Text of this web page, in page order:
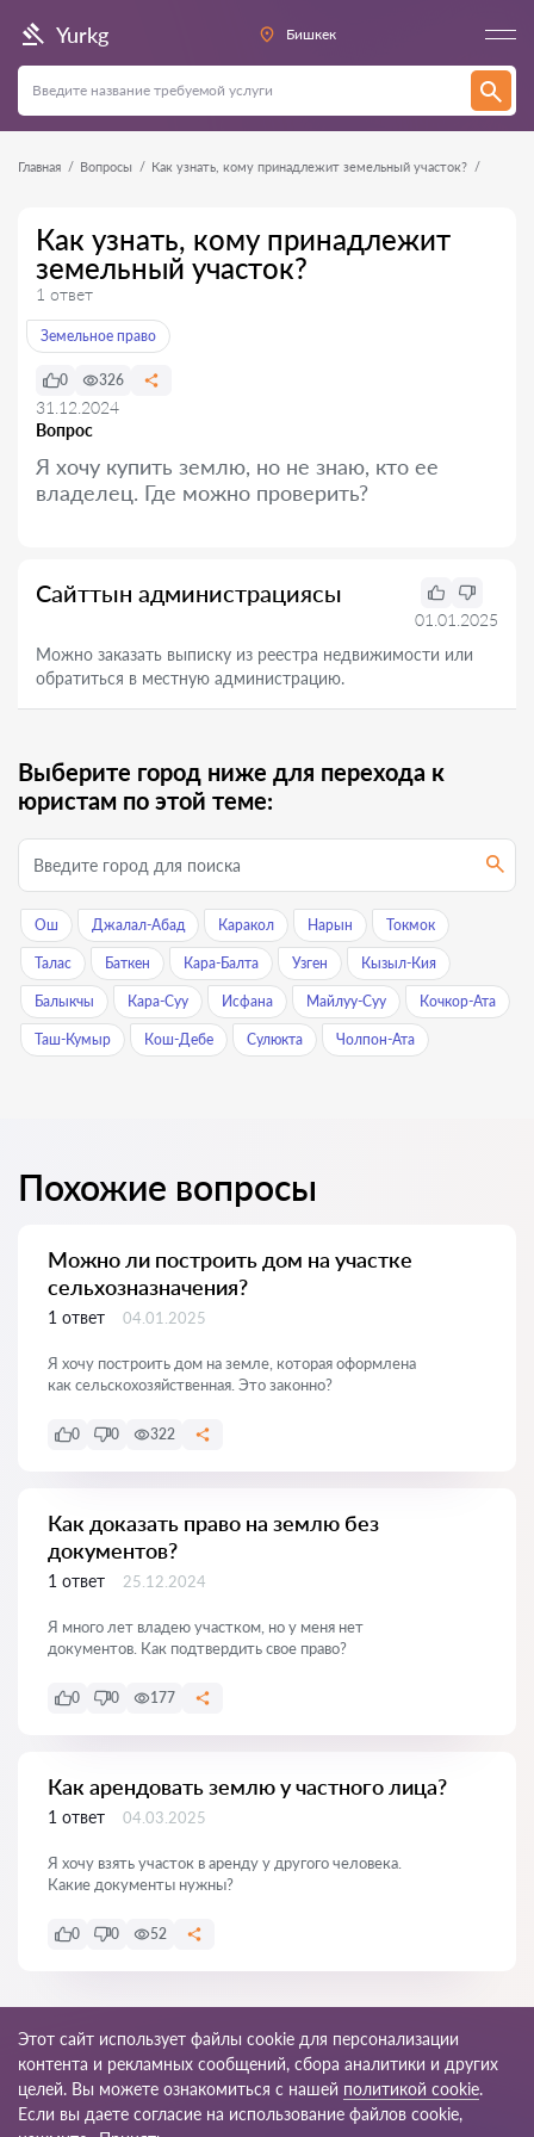
Yurkg Бишкек
Главная Вопросы Как узнать, кому принадлежит земельный участок?
Как узнать, кому принадлежит
земельный участок?
1 ответ
Земельное право
Вопрос
0 326
31.12.2024
Я хочу купить землю, но не знаю, кто ее
владелец. Где можно проверить?
Сайттын администрациясы
01.01.2025
Можно заказать выписку из реестра недвижимости или
обратиться в местную администрацию.
Выберите город ниже для перехода к
юристам по этой теме:
Ош Джалал-Абад Каракол Нарын Токмок
Талас Баткен Кара-Балта Узген Кызыл-Кия
Балыкчы Кара-Суу Исфана Майлуу-Суу Кочкор-Ата
Таш-Кумыр Кош-Дебе Сулюкта Чолпон-Ата
Похожие вопросы
Можно ли построить дом на участке
сельхозназначения?
1 ответ 04.01.2025
Я хочу построить дом на земле, которая оформлена
как сельскохозяйственная. Это законно?
0 0 322
Как доказать право на землю без
документов?
1 ответ 25.12.2024
Я много лет владею участком, но у меня нет
документов. Как подтвердить свое право?
0 0 177
Как арендовать землю у частного лица?
1 ответ 04.03.2025
Я хочу взять участок в аренду у другого человека.
Какие документы нужны?
0 0 52
Этот сайт использует файлы cookie для персонализации
контента и рекламных сообщений, сбора аналитики и других
целей. Вы можете ознакомиться с нашей политикой cookie.
Если вы даете согласие на использование файлов cookie,